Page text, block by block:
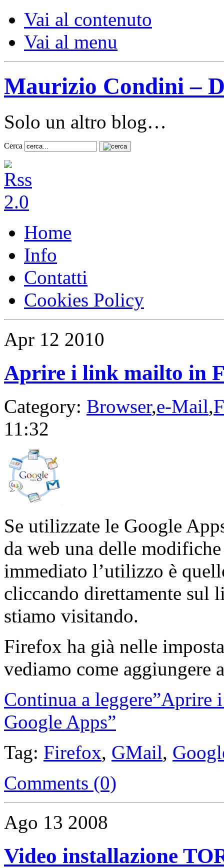
Vai al contenuto
Vai al menu
Maurizio Condini –
Solo un altro blog…
Cerca
Home
Info
Contatti
Cookies Policy
Apr 12 2010
Aprire i link mailto in
Category: Browser,e-Mail,
11:32
Se utilizzate le Google
da web una delle
immediato l’utilizzo è
cliccando direttamente sul
stiamo visitando.
Firefox ha già nelle
vediamo come aggiungere
Continua a
Google Apps”
Tag: Firefox, GMail,
Comments (0)
Ago 13 2008
Video installazione